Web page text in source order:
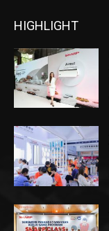
HIGHLIGHT